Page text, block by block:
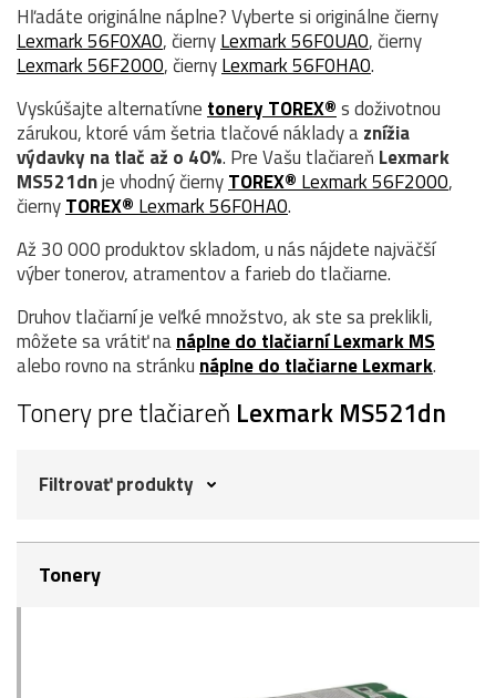
Hľadáte originálne náplne? Vyberte si originálne čierny
Lexmark 56F0XA0, čiernyLexmark 56F0UA0, čierny
Lexmark 56F2000, čiernyLexmark 56F0HA0.
Vyskúšajte alternatívne tonery TOREX®s doživotnou
zárukou, ktoré vám šetria tlačové náklady aznížia
výdavky na tlač až o 40%. Pre Vašu tlačiareň Lexmark
MS521dnje vhodný čiernyTOREX® Lexmark 56F2000,
čiernyTOREX® Lexmark 56F0HA0.
Až 30 000 produktov skladom, u nás nájdete najväčší
výber tonerov, atramentov a farieb do tlačiarne.
Druhov tlačiarní je veľké množstvo, ak ste sa preklikli,
môžete sa vrátiť nanáplne do tlačiarní Lexmark MS
alebo rovno na stránku náplne do tlačiarne Lexmark.
Tonery pre tlačiareň Lexmark MS521dn
Filtrovať produkty
Tonery